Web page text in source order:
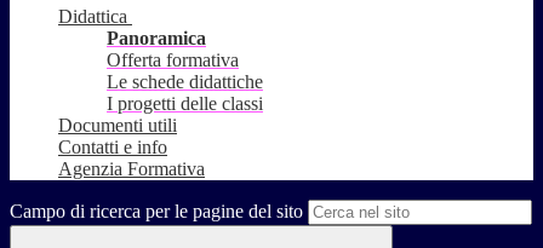
Didattica
Panoramica
Offerta formativa
Le schede didattiche
I progetti delle classi
Documenti utili
Contatti e info
Agenzia Formativa
Campo di ricerca per le pagine del sito